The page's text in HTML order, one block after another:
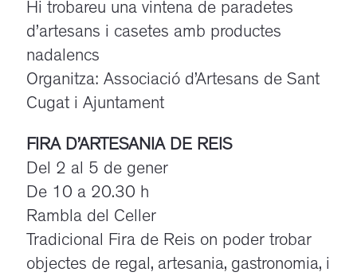
Hi trobareu una vintena de paradetes
d’artesans i casetes amb productes
nadalencs
Organitza: Associació d’Artesans de Sant
Cugat i Ajuntament
FIRA D’ARTESANIA DE REIS
Del 2 al 5 de gener
De 10 a 20.30 h
Rambla del Celler
Tradicional Fira de Reis on poder trobar
objectes de regal, artesania, gastronomia, i